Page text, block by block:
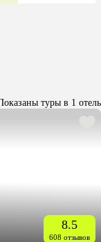
туры в 1 отель
8.5
608 отзывов